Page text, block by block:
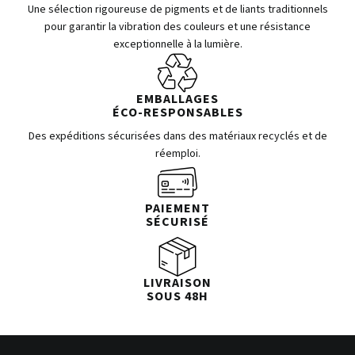
Une sélection rigoureuse de pigments et de liants traditionnels
pour garantir la vibration des couleurs et une résistance
exceptionnelle à la lumière.
EMBALLAGES
ÉCO-RESPONSABLES
Des expéditions sécurisées dans des matériaux recyclés et de
réemploi.
PAIEMENT
SÉCURISÉ
LIVRAISON
SOUS 48H